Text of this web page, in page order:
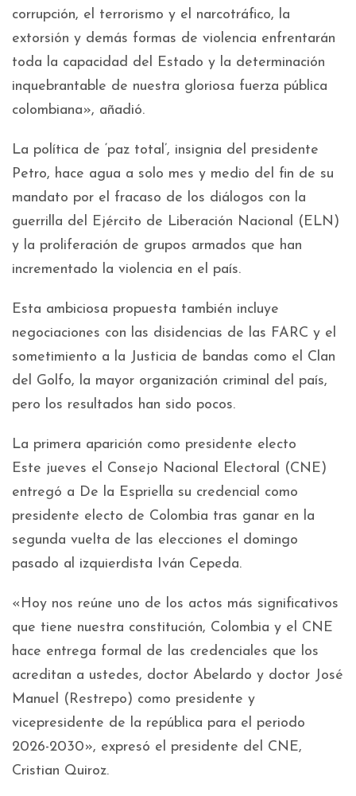
corrupción, el terrorismo y el narcotráfico, la
extorsión y demás formas de violencia enfrentarán
toda la capacidad del Estado y la determinación
inquebrantable de nuestra gloriosa fuerza pública
colombiana», añadió.
La política de ‘paz total’, insignia del presidente
Petro, hace agua a solo mes y medio del fin de su
mandato por el fracaso de los diálogos con la
guerrilla del Ejército de Liberación Nacional (ELN)
y la proliferación de grupos armados que han
incrementado la violencia en el país.
Esta ambiciosa propuesta también incluye
negociaciones con las disidencias de las FARC y el
sometimiento a la Justicia de bandas como el Clan
del Golfo, la mayor organización criminal del país,
pero los resultados han sido pocos.
La primera aparición como presidente electo
Este jueves el Consejo Nacional Electoral (CNE)
entregó a De la Espriella su credencial como
presidente electo de Colombia tras ganar en la
segunda vuelta de las elecciones el domingo
pasado al izquierdista Iván Cepeda.
«Hoy nos reúne uno de los actos más significativos
que tiene nuestra constitución, Colombia y el CNE
hace entrega formal de las credenciales que los
acreditan a ustedes, doctor Abelardo y doctor José
Manuel (Restrepo) como presidente y
vicepresidente de la república para el periodo
2026-2030», expresó el presidente del CNE,
Cristian Quiroz.